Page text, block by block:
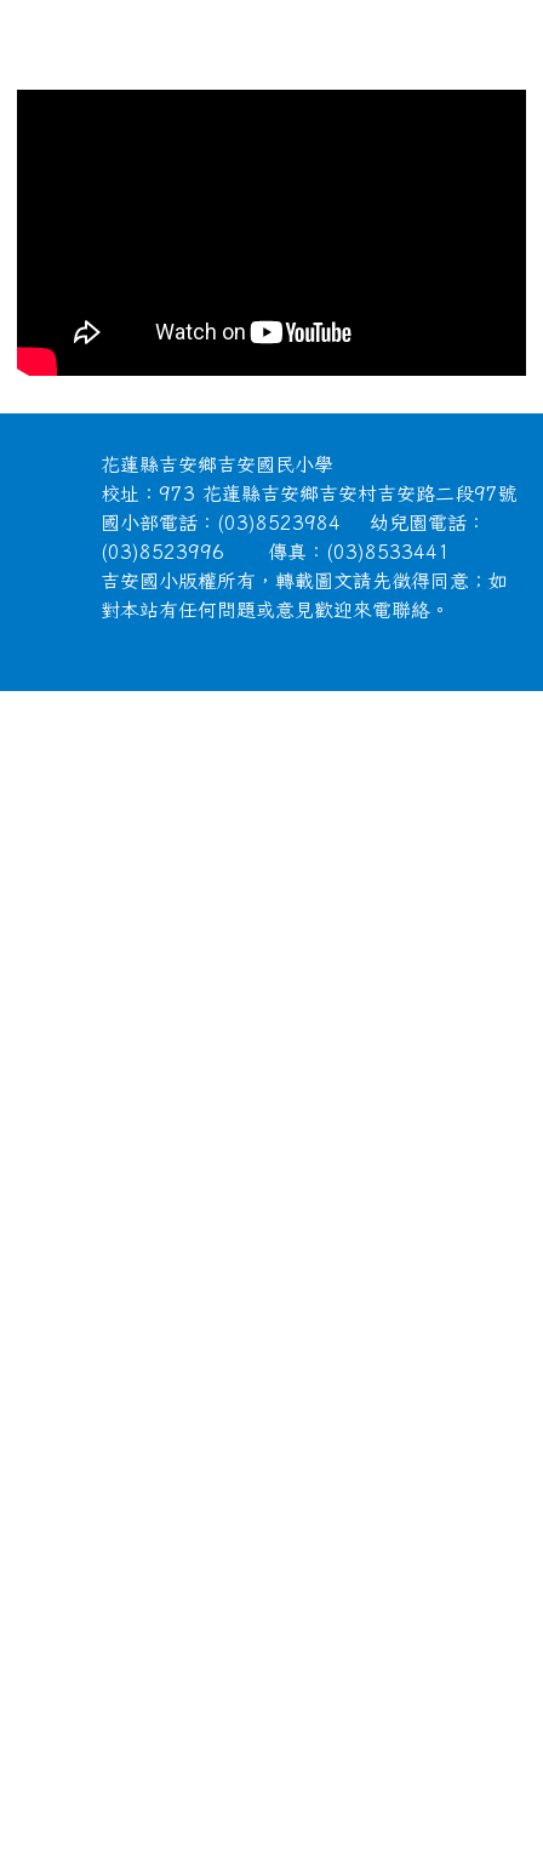
頁尾區域內容
花蓮縣吉安鄉吉安國民小學
校址：973 花蓮縣吉安鄉吉安村吉安路二段97號
國小部電話：(03)8523984 幼兒園電話：
(03)8523996 傳真：(03)8533441
吉安國小版權所有，轉載圖文請先徵得同意；如
對本站有任何問題或意見歡迎來電聯絡。